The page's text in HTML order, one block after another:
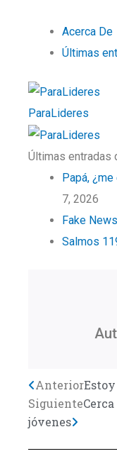
Acerca De
Últimas
ParaLideres
Últimas entradas
Papá,
7, 2026
Fake
Salmos
Previo
Anterior
Siguiente
jóvenes
Next